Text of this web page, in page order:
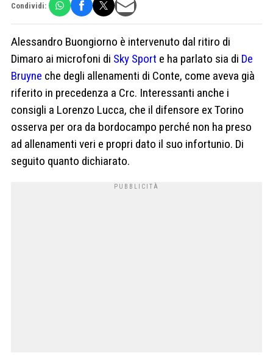
Condividi:
Alessandro Buongiorno è intervenuto dal ritiro di
Dimaro ai microfoni di Sky Sport e ha parlato sia di De
Bruyne che degli allenamenti di Conte, come aveva già
riferito in precedenza a Crc. Interessanti anche i
consigli a Lorenzo Lucca, che il difensore ex Torino
osserva per ora da bordocampo perché non ha preso
ad allenamenti veri e propri dato il suo infortunio. Di
seguito quanto dichiarato.